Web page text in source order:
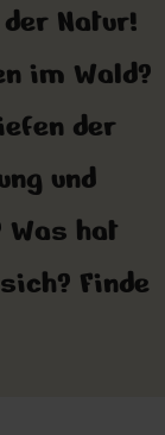
Natur!
im Wald?
der
und
hat
Finde